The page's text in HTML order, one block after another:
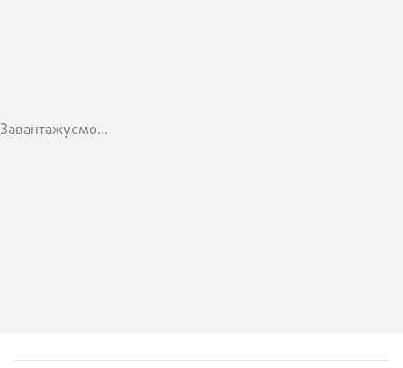
Завантажуємо...